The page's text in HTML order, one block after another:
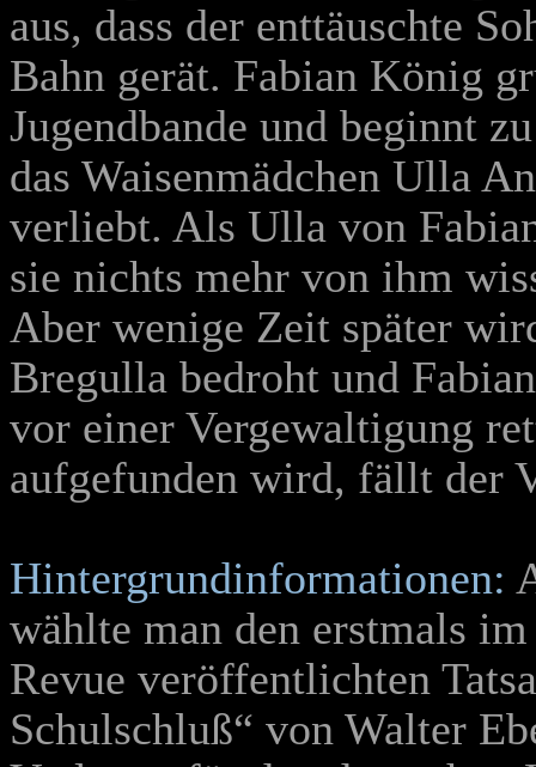
aus, dass der enttäuschte
Bahn gerät. Fabian König
Jugendbande und beginnt
das Waisenmädchen Ulla
verliebt. Als Ulla von
sie nichts mehr von ihm
Aber wenige Zeit später
Bregulla bedroht und
vor einer Vergewaltigung
aufgefunden wird, fällt der
Hintergrundinformationen:
wählte man den erstmals
Revue veröffentlichten
Schulschluß“ von Walter